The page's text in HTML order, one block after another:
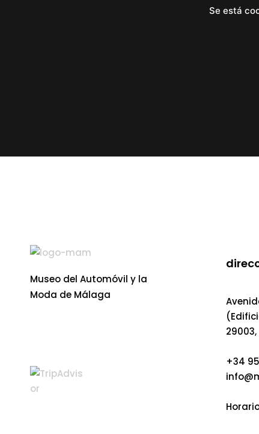
Se está
Museo del Automóvil y la
Moda de Málaga
+34